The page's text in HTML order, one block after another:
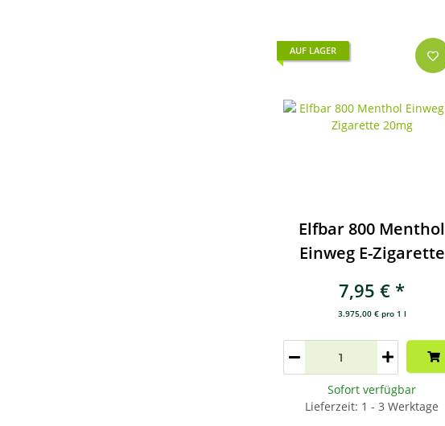
AUF LAGER
Elfbar 800 Menthol
Einweg E-Zigarette
7,95 € *
3.975,00 € pro 1 l
Sofort verfügbar
Lieferzeit: 1 - 3 Werktage